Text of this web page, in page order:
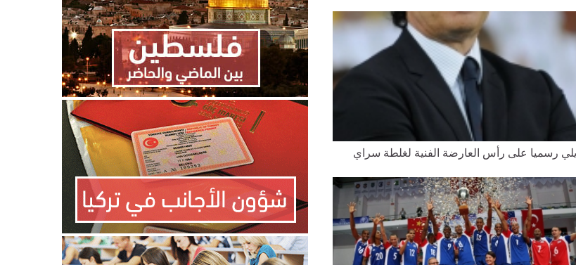
رسميا على رأس العارضة الفنية لغلطة سراي